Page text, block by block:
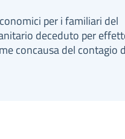
per i familiari del
deceduto per
concausa del contagio